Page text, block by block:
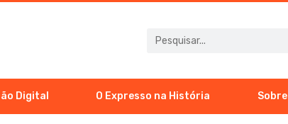
Digital O Expresso na História Sobre